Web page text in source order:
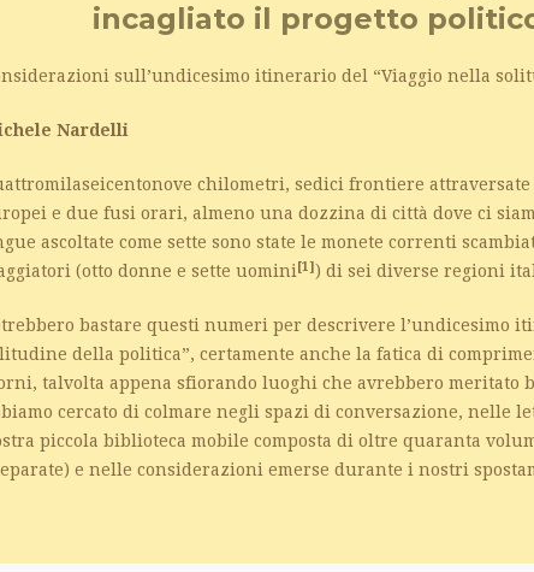
incagliato il progetto
sull’undicesimo itinerario del “Viaggio nella
Nardelli
chilometri, sedici frontiere
e due fusi orari, almeno una dozzina di città dove ci
ascoltate come sette sono state le monete correnti
(otto donne e sette uomini [1]) di sei diverse regioni
bastare questi numeri per descrivere l’undicesimo
della politica”, certamente anche la fatica di
talvolta appena sfiorando luoghi che avrebbero meritato
cercato di colmare negli spazi di conversazione, nelle
piccola biblioteca mobile composta di oltre quaranta
e nelle considerazioni emerse durante i nostri